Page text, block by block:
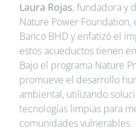
Laura Rojas, fundadora y
Nature Power
Banco BHD y enfatizó el
estos acueductos tienen
Bajo el programa Nature
promueve el desarrollo
ambiental, utilizando
tecnologías limpias para
comunidades vulnerables.